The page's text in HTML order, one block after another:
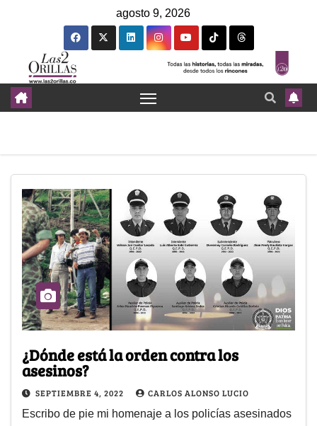
agosto 9, 2026
¿Dónde está la orden contra los
asesinos?
SEPTIEMBRE 4, 2022 CARLOS ALONSO LUCIO
Escribo de pie mi homenaje a los policías asesinados